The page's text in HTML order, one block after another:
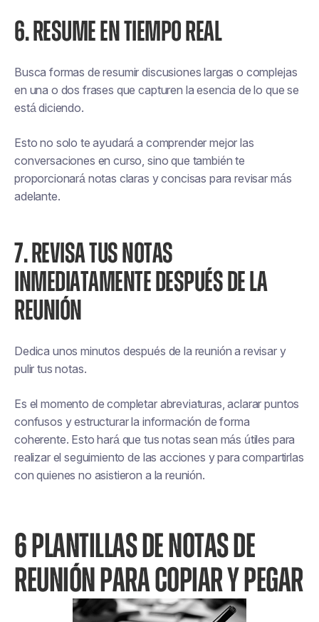
6. RESUME EN TIEMPO REAL
Busca formas de resumir discusiones largas o complejas
en una o dos frases que capturen la esencia de lo que se
está diciendo.
Esto no solo te ayudará a comprender mejor las
conversaciones en curso, sino que también te
proporcionará notas claras y concisas para revisar más
adelante.
7. REVISA TUS NOTAS
INMEDIATAMENTE DESPUÉS DE LA
REUNIÓN
Dedica unos minutos después de la reunión a revisar y
pulir tus notas.
Es el momento de completar abreviaturas, aclarar puntos
confusos y estructurar la información de forma
coherente. Esto hará que tus notas sean más útiles para
realizar el seguimiento de las acciones y para compartirlas
con quienes no asistieron a la reunión.
6 PLANTILLAS DE NOTAS DE
REUNIÓN PARA COPIAR Y PEGAR